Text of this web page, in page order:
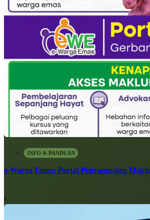
INFO & PANDUAN
e-Warga Emas: Portal Penyampaian